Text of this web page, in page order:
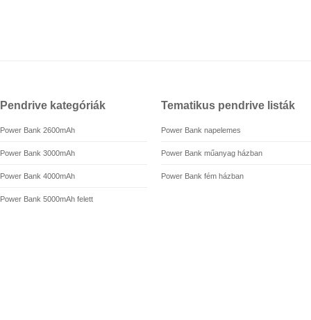
Pendrive kategóriák
Power Bank 2600mAh
Power Bank 3000mAh
Power Bank 4000mAh
Power Bank 5000mAh felett
Tematikus pendrive listák
Power Bank napelemes
Power Bank műanyag házban
Power Bank fém házban